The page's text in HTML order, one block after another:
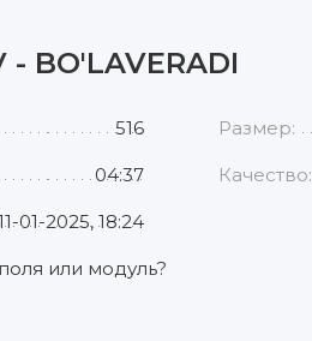
- BO'LAVERADI
516 Размер:
04:37 Качество:
01-2025, 18:24
или модуль?